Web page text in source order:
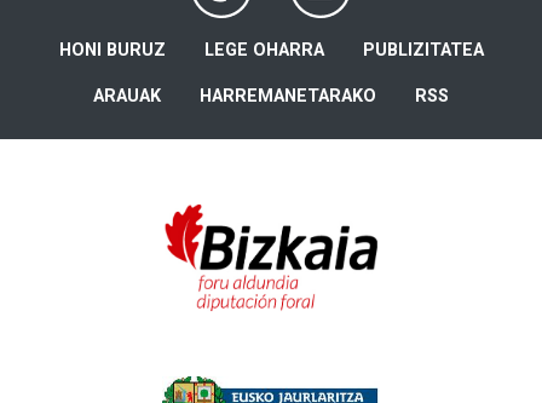
HONI BURUZ LEGE OHARRA PUBLIZITATEA
ARAUAK HARREMANETARAKO RSS